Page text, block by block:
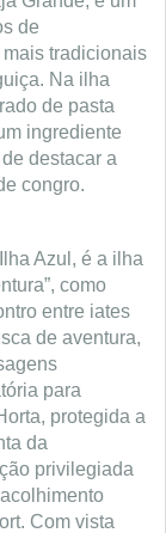
de
tradicionais
Na ilha
de pasta
ingrediente
destacar a
congro.
Azul, é a ilha
como
entre iates
de aventura,
para
protegida a
da
privilegiada
Com vista